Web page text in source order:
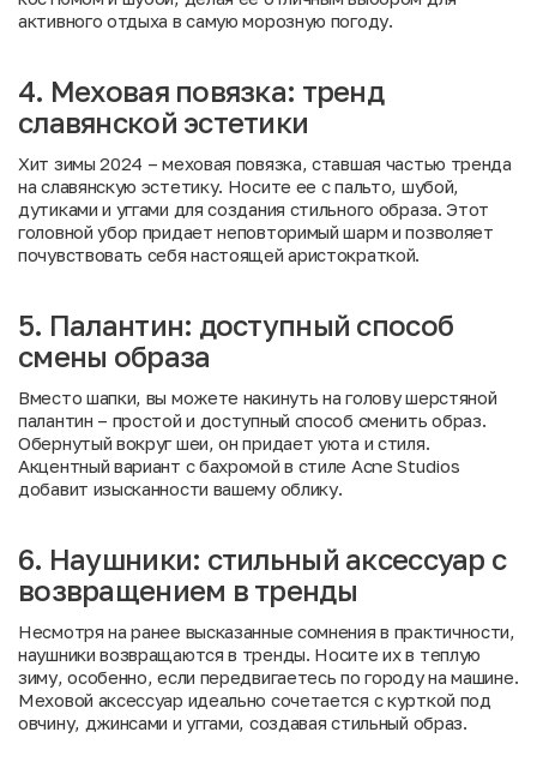
активного отдыха в самую морозную погоду.
4. Меховая повязка: тренд
славянской эстетики
Хит зимы 2024 – меховая повязка, ставшая частью тренда
на славянскую эстетику. Носите ее с пальто, шубой,
дутиками и уггами для создания стильного образа. Этот
головной убор придает неповторимый шарм и позволяет
почувствовать себя настоящей аристократкой.
5. Палантин: доступный способ
смены образа
Вместо шапки, вы можете накинуть на голову шерстяной
палантин – простой и доступный способ сменить образ.
Обернутый вокруг шеи, он придает уюта и стиля.
Акцентный вариант с бахромой в стиле Acne Studios
добавит изысканности вашему облику.
6. Наушники: стильный аксессуар с
возвращением в тренды
Несмотря на ранее высказанные сомнения в практичности,
наушники возвращаются в тренды. Носите их в теплую
зиму, особенно, если передвигаетесь по городу на машине.
Меховой аксессуар идеально сочетается с курткой под
овчину, джинсами и уггами, создавая стильный образ.